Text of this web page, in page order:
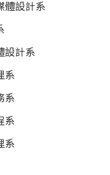
體設計系
設計系
系
系
系
系